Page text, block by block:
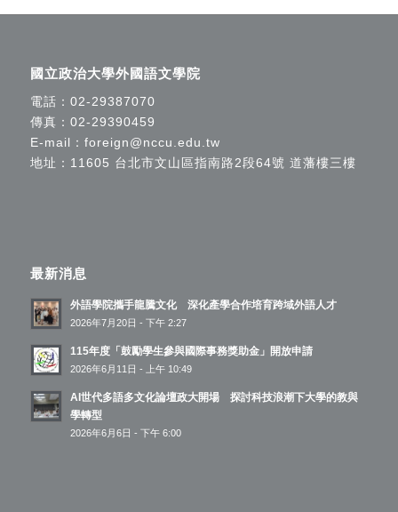
國立政治大學外國語文學院
電話： 02-29387070
傳真：02-29390459
E-mail： foreign@nccu.edu.tw
地址：11605 台北市文山區指南路2段64號 道藩樓三樓
最新消息
外語學院攜手龍騰文化 深化產學合作培育跨域外語人才
2026年7月20日 - 下午 2:27
115年度「鼓勵學生參與國際事務獎助金」開放申請
2026年6月11日 - 上午 10:49
AI世代多語多文化論壇政大開場 探討科技浪潮下大學的教與
學轉型
2026年6月6日 - 下午 6:00